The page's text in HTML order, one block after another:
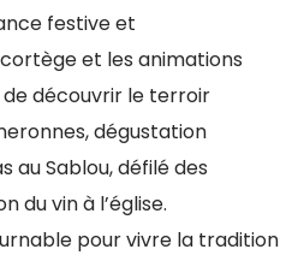
festive et
et les animations
découvrir le terroir
dégustation
au Sablou, défilé des
du vin à l’église.
pour vivre la tradition